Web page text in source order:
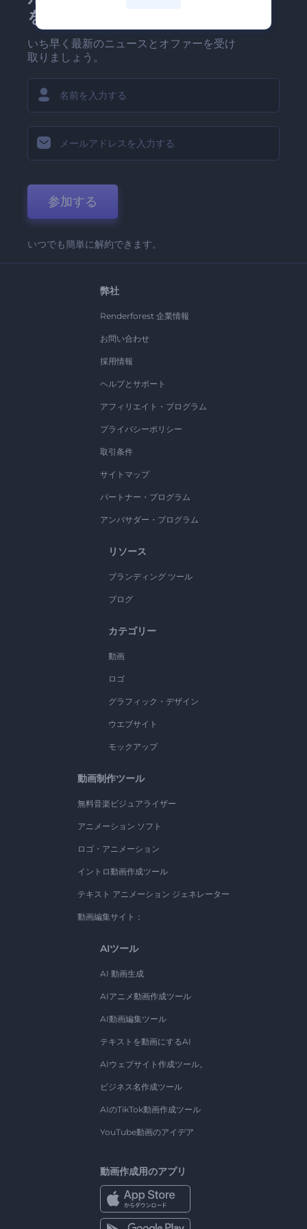
を！
いち早く最新のニュースとオファーを受け
取りましょう。
参加する
いつでも簡単に解約できます。
弊社
Renderforest 企業情報
お問い合わせ
採用情報
ヘルプとサポート
アフィリエイト・プログラム
プライバシーポリシー
取引条件
サイトマップ
パートナー・プログラム
アンバサダー・プログラム
リソース
ブランディング ツール
ブログ
カテゴリー
動画
ロゴ
グラフィック・デザイン
ウエブサイト
モックアップ
動画制作ツール
無料音楽ビジュアライザー
アニメーション ソフト
ロゴ・アニメーション
イントロ動画作成ツール
テキスト アニメーション ジェネレーター
動画編集サイト：
AIツール
AI 動画生成
AIアニメ動画作成ツール
AI動画編集ツール
テキストを動画にするAI
AIウェブサイト作成ツール。
ビジネス名作成ツール
AIのTikTok動画作成ツール
YouTube動画のアイデア
動画作成用のアプリ